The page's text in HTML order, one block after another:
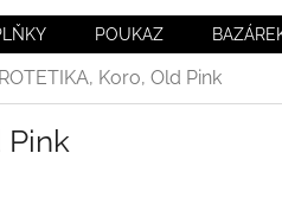
POUKAZ
Koro, Old Pink
Pink